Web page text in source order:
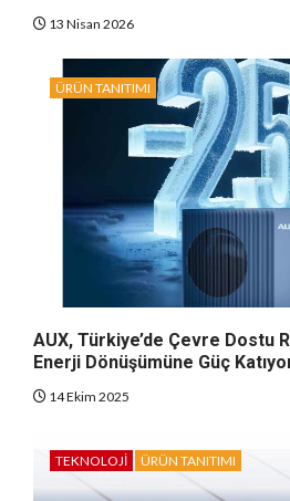
13 Nisan 2026
ÜRÜN TANITIMI
AUX, Türkiye’de Çevre Dostu
Enerji Dönüşümüne Güç
14 Ekim 2025
TEKNOLOJI ÜRÜN TANITIMI